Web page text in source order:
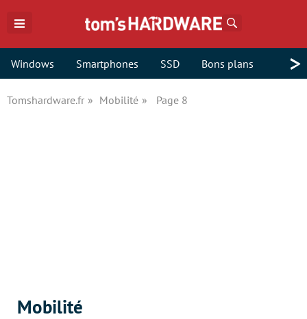
Windows Smartphones SSD Bons plans >
Tomshardware.fr Mobilité Page 8
Mobilité